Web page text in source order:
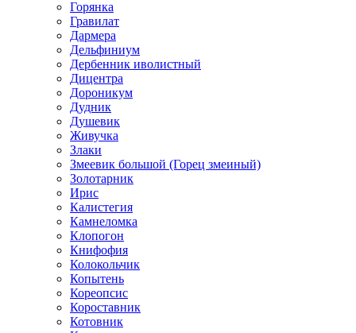
Горянка
Гравилат
Дармера
Дельфиниум
Дербенник иволистный
Дицентра
Дороникум
Дудник
Душевик
Живучка
Злаки
Змеевик большой (Горец змеиный)
Золотарник
Ирис
Калистегия
Камнеломка
Клопогон
Книфофия
Колокольчик
Копытень
Кореопсис
Короставник
Котовник